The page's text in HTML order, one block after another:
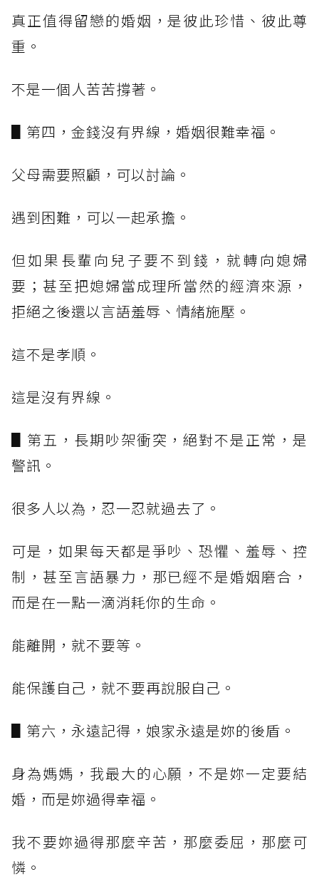
真正值得留戀的婚姻，是彼此珍惜、彼此尊
重。
不是一個人苦苦撐著。
▋第四，金錢沒有界線，婚姻很難幸福。
父母需要照顧，可以討論。
遇到困難，可以一起承擔。
但如果長輩向兒子要不到錢，就轉向媳婦
要；甚至把媳婦當成理所當然的經濟來源，
拒絕之後還以言語羞辱、情緒施壓。
這不是孝順。
這是沒有界線。
▋第五，長期吵架衝突，絕對不是正常，是
警訊。
很多人以為，忍一忍就過去了。
可是，如果每天都是爭吵、恐懼、羞辱、控
制，甚至言語暴力，那已經不是婚姻磨合，
而是在一點一滴消耗你的生命。
能離開，就不要等。
能保護自己，就不要再說服自己。
▋第六，永遠記得，娘家永遠是妳的後盾。
身為媽媽，我最大的心願，不是妳一定要結
婚，而是妳過得幸福。
我不要妳過得那麼辛苦，那麼委屈，那麼可
憐。